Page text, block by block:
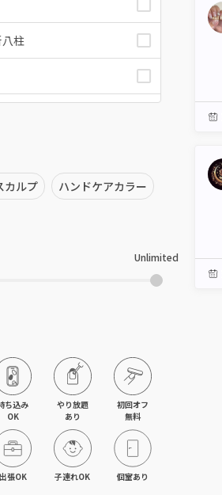
柱
中山
ヶ崎
リが丘
カルプ ハンドケアカラー
Unlimited
ち込み
OK
やり放題
あり
初回オフ
無料
出張OK 子連れOK 個室あり